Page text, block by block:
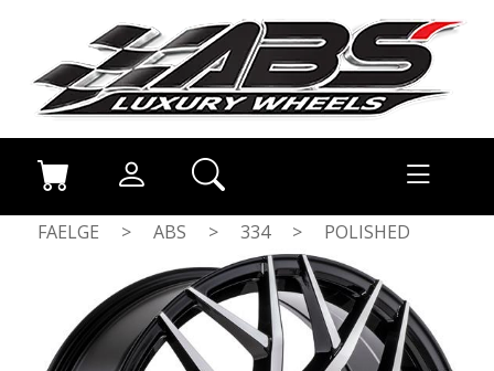
FAELGE > ABS > 334 > POLISHED